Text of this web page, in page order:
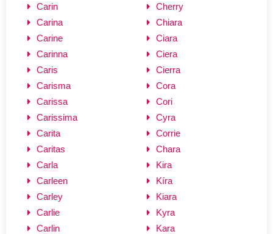
Carin
Carina
Carine
Carinna
Caris
Carisma
Carissa
Carissima
Carita
Caritas
Carla
Carleen
Carley
Carlie
Carlin
Cherry
Chiara
Ciara
Ciera
Cierra
Cora
Cori
Cyra
Corrie
Chara
Kira
Kíra
Kiara
Kyra
Kara